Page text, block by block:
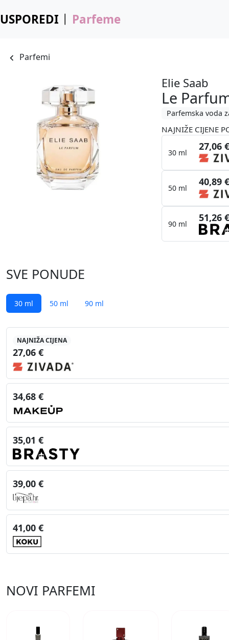
USPOREDI Parfeme
Parfemi
Elie Saab
Le
Parfemska voda
NAJNIŽE CIJENE
30 ml
27,06
50 ml
40,89
90 ml
51,26
SVE PONUDE
30 ml 50 ml 90 ml
NAJNIŽA CIJENA
27,06 €
34,68 €
35,01 €
39,00 €
41,00 €
NOVI PARFEMI